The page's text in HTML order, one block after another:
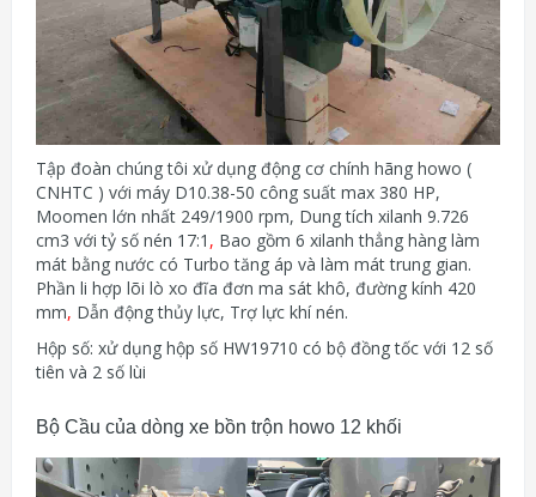
Tập đoàn chúng tôi xử dụng động cơ chính hãng howo (
CNHTC ) với máy D10.38-50 công suất max 380 HP,
Moomen lớn nhất 249/1900 rpm, Dung tích xilanh 9.726
cm3 với tỷ số nén 17:1 , Bao gồm 6 xilanh thẳng hàng làm
mát bằng nước có Turbo tăng áp và làm mát trung gian.
Phần li hợp lõi lò xo đĩa đơn ma sát khô, đường kính 420
mm, Dẫn động thủy lực, Trợ lực khí nén.
Hộp số: xử dụng hộp số HW19710 có bộ đồng tốc với 12 số
tiên và 2 số lùi
Bộ Cầu của dòng xe bồn trộn howo 12 khối